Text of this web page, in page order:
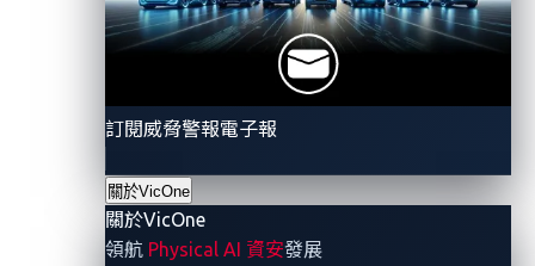
訂閱威脅警報電子報
關於VicOne
關於VicOne
領航 Physical AI 資安發展
差漏洞的發現
VicOne提升業界對不
斷擴大的聯網車輛攻
擊面之認知，強調強
化產業防禦新興與演
進威脅的迫切性。